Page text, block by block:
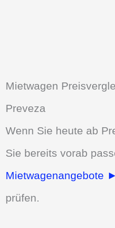
Mietwagen
Preveza
Wenn Sie heute ab
Sie bereits vorab
Mietwagenangebote ►
prüfen.